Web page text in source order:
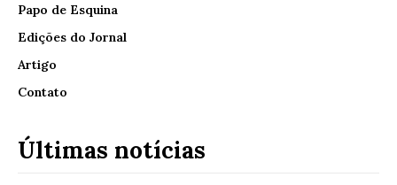
Papo de Esquina
Edições do Jornal
Artigo
Contato
Últimas notícias